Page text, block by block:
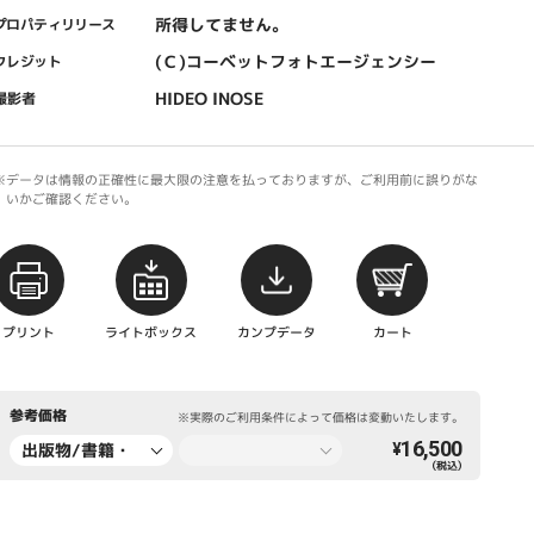
ロパティリリース 所得してません。
レジット (Ｃ)コーベットフォトエージェンシー
影者 HIDEO INOSE
ータは情報の正確性に最大限の注意を払っておりますが、ご利用前に誤りがな
いかご確認ください。
プリント ライトボックス カンプデータ カート
参考価格 ※実際のご利用条件によって価格は変動いたします。
出版物/書籍・
¥16,500
（税込）